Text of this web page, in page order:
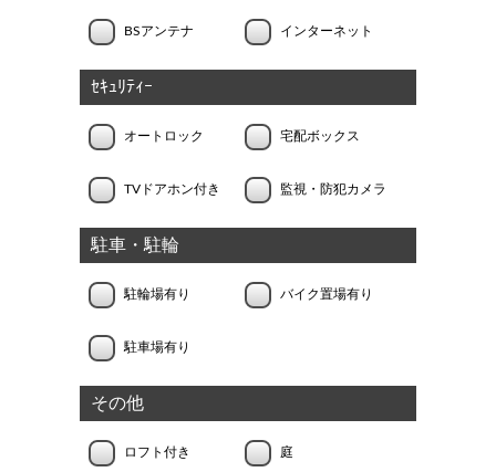
BSアンテナ インターネット
ｾｷｭﾘﾃｨｰ
オートロック 宅配ボックス
TVドアホン付き 監視・防犯カメラ
駐車・駐輪
駐輪場有り バイク置場有り
駐車場有り
その他
ロフト付き 庭